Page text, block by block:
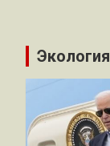
Экология